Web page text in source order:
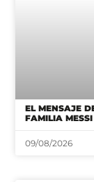
EL MENSAJE
FAMILIA MESSI
09/08/2026